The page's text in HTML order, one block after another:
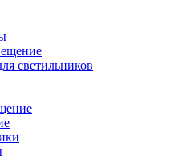
светильников